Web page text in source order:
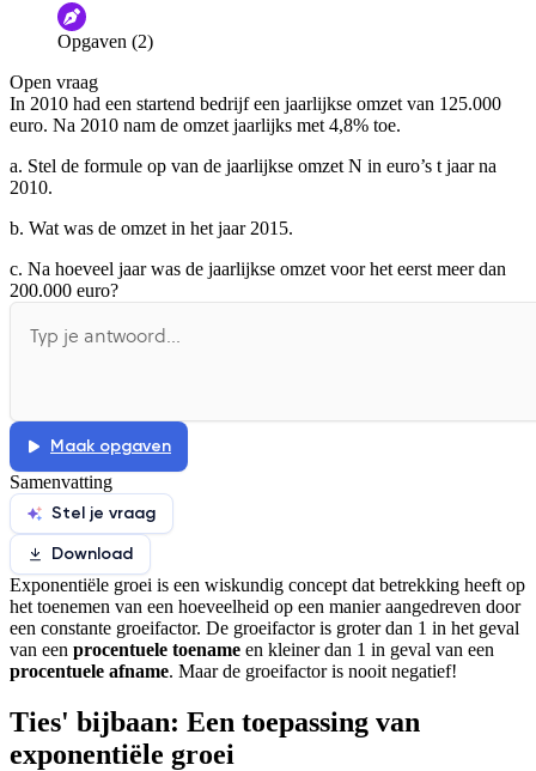
De audio is slecht
Informatie is onjuist
De docent is te langdradig
De uitleg gaat te langzaam
De uitleg gaat te snel
Afspelen werkte niet
Iets anders
Opgaven (2)
Open vraag
In 2010 had een startend bedrijf een jaarlijkse omzet van 125.000
euro. Na 2010 nam de omzet jaarlijks met 4,8% toe.
a. Stel de formule op van de jaarlijkse omzet N in euro’s t jaar na
2010.
b. Wat was de omzet in het jaar 2015.
c. Na hoeveel jaar was de jaarlijkse omzet voor het eerst meer dan
200.000 euro?
Maak opgaven
Samenvatting
Stel je vraag
Download
Exponentiële groei is een wiskundig concept dat betrekking heeft op
het toenemen van een hoeveelheid op een manier aangedreven door
een constante groeifactor. De groeifactor is groter dan 1 in het geval
van een procentuele toename en kleiner dan 1 in geval van een
procentuele afname. Maar de groeifactor is nooit negatief!
Ties' bijbaan: Een toepassing van
exponentiële groei